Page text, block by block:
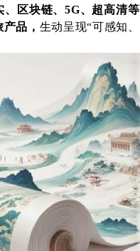
区块链、5G、超高清等
品， 生动呈现“可感知、